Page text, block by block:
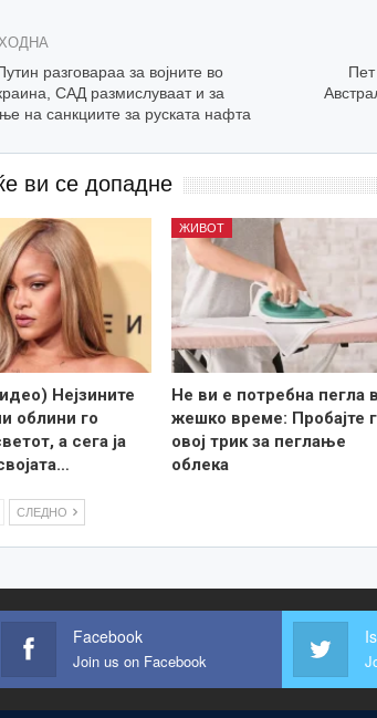
разговараа за војните во
САД размислуваат и за
на санкциите за руската нафта
ви се допадне
Нејзините
облини го
а сега ја
ЖИВОТ
Не ви е потребна пегла
жешко време: Пробајте
овој трик за пеглање
облека
СЛЕДНО
Facebook
Join us on Facebook